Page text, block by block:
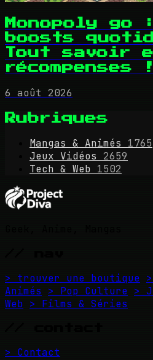
Monopoly go
boosts
Tout savoir
récompenses !
6 août 2026
Rubriques
Mangas & Animés
1765
Jeux Vidéos
2659
Tech & Web 1502
> trouver une boutique
Animés
> Pop Culture >
Web > Films & Séries
> Contact